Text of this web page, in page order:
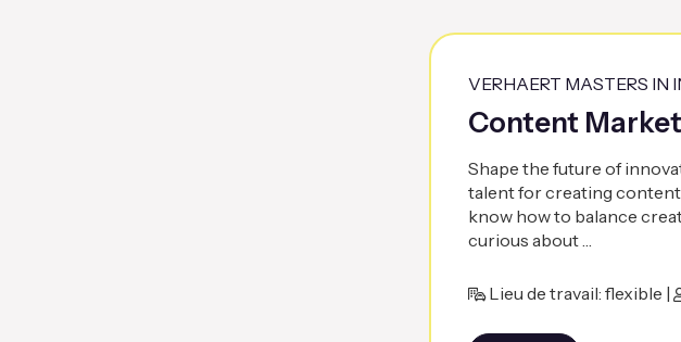
VERHAERT MASTERS IN
Content
Shape the future of
talent for creating
know how to balance
curious about …
Lieu de travail: flexible |